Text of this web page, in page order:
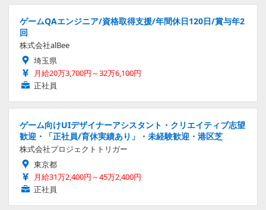
ゲームQAエンジニア/資格取得支援/年間休日120日/賞与年2
回
株式会社alBee
埼玉県
月給20万3,700円～32万6,100円
正社員
ゲーム向けUIデザイナーアシスタント・クリエイティブ志望
歓迎・「正社員/育休実績あり」・未経験歓迎・港区芝
株式会社プロジェクトトリガー
東京都
月給31万2,400円～45万2,400円
正社員